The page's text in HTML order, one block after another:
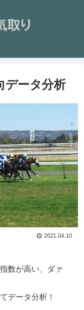
データ分析
2021.04.10
数が高い、ダァ
データ分析！